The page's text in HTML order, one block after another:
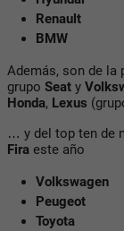
Renault
BMW
Además, son de la
grupo Seat y
Honda, Lexus
… y del top ten de
Fira este año
Volkswagen
Peugeot
Toyota